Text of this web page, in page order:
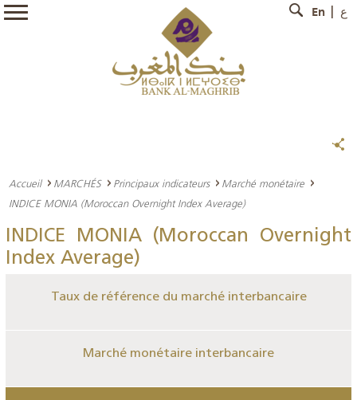
En ع
Accueil MARCHÉS Principaux indicateurs
Marché monétaire
INDICE MONIA (Moroccan Overnight Index Average)
INDICE MONIA (Moroccan Overnight
Index Average)
Taux de référence du marché interbancaire
Marché monétaire interbancaire